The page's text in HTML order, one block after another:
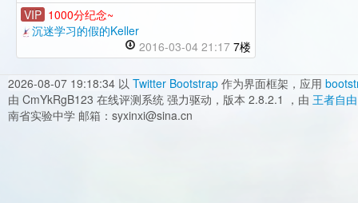
VIP 1000分纪念~
沉迷学习的假的Keller
2016-03-04 21:17 7楼
2026-08-07 19:18:34 以 Twitter Bootstrap 作为界面框架，应用
由 CmYkRgB123 在线评测系统 强力驱动，版本 2.8.2.1 ，由 王者自由
南省实验中学 邮箱：syxinxi@sina.cn